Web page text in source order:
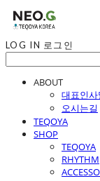
LOG IN 로그인
ABOUT
대표인사
오시는길
TEQOYA
SHOP
TEQOYA
RHYTHM